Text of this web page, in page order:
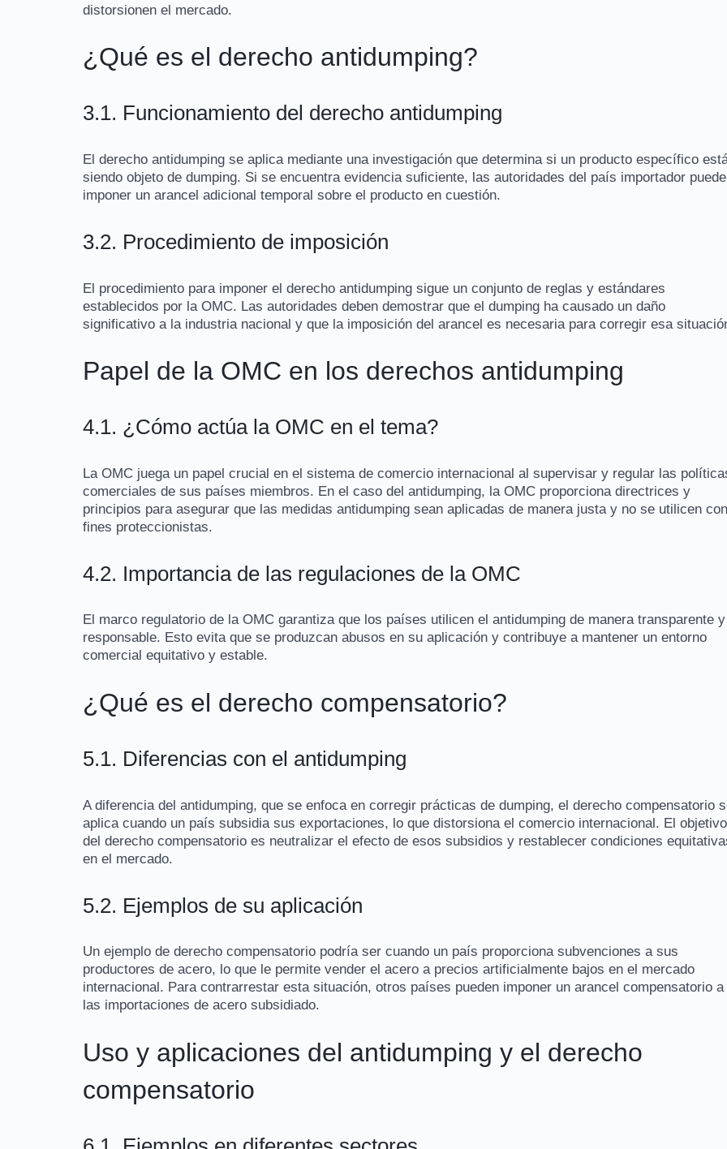
distorsionen el mercado.
¿Qué es el derecho antidumping?
3.1. Funcionamiento del derecho antidumping
El derecho antidumping se aplica mediante una investigación que determina si un producto específico
siendo objeto de dumping. Si se encuentra evidencia suficiente, las autoridades del país importador
imponer un arancel adicional temporal sobre el producto en cuestión.
3.2. Procedimiento de imposición
El procedimiento para imponer el derecho antidumping sigue un conjunto de reglas y estándares
establecidos por la OMC. Las autoridades deben demostrar que el dumping ha causado un daño
significativo a la industria nacional y que la imposición del arancel es necesaria para corregir esa
Papel de la OMC en los derechos antidumping
4.1. ¿Cómo actúa la OMC en el tema?
La OMC juega un papel crucial en el sistema de comercio internacional al supervisar y regular las
comerciales de sus países miembros. En el caso del antidumping, la OMC proporciona directrices y
principios para asegurar que las medidas antidumping sean aplicadas de manera justa y no se utilicen con
fines proteccionistas.
4.2. Importancia de las regulaciones de la OMC
El marco regulatorio de la OMC garantiza que los países utilicen el antidumping de manera transparente y
responsable. Esto evita que se produzcan abusos en su aplicación y contribuye a mantener un entorno
comercial equitativo y estable.
¿Qué es el derecho compensatorio?
5.1. Diferencias con el antidumping
A diferencia del antidumping, que se enfoca en corregir prácticas de dumping, el derecho compensatorio
aplica cuando un país subsidia sus exportaciones, lo que distorsiona el comercio internacional. El objetivo
del derecho compensatorio es neutralizar el efecto de esos subsidios y restablecer condiciones
en el mercado.
5.2. Ejemplos de su aplicación
Un ejemplo de derecho compensatorio podría ser cuando un país proporciona subvenciones a sus
productores de acero, lo que le permite vender el acero a precios artificialmente bajos en el mercado
internacional. Para contrarrestar esta situación, otros países pueden imponer un arancel compensatorio a
las importaciones de acero subsidiado.
Uso y aplicaciones del antidumping y el derecho
compensatorio